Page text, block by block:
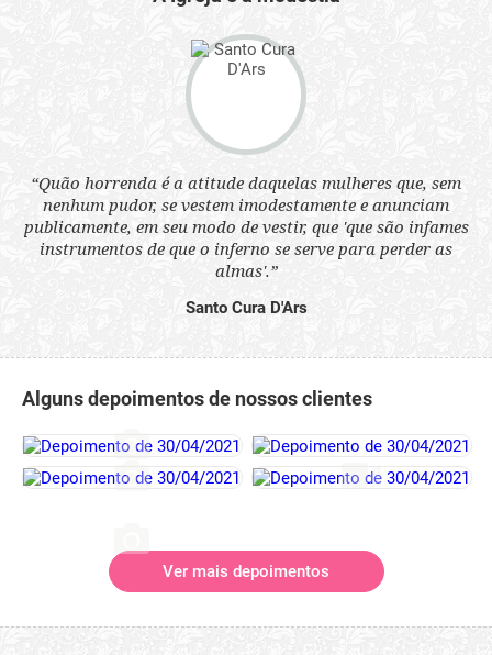
“Quão horrenda é a atitude daquelas mulheres que, sem
nenhum pudor, se vestem imodestamente e anunciam
publicamente, em seu modo de vestir, que 'que são infames
instrumentos de que o inferno se serve para perder as
almas'.”
Santo Cura D'Ars
Alguns depoimentos de nossos clientes
Ver mais depoimentos